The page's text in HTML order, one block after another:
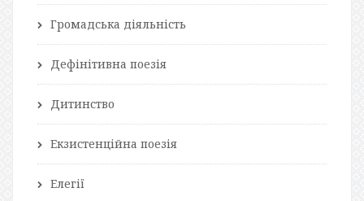
Громадська діяльність
Дефінітивна поезія
Дитинство
Екзистенційна поезія
Елегії